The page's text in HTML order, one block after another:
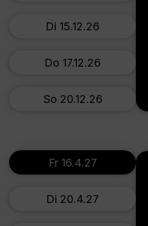
Di 15.12.26
Do 17.12.26
So 20.12.26
Fr 16.4.27
Di 20.4.27